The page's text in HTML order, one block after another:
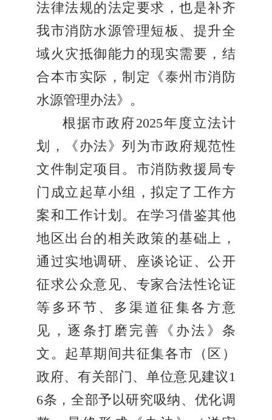
法律法规的法定要求，也是补齐
我市消防水源管理短板、提升全
域火灾抵御能力的现实需要，结
合本市实际，制定《泰州市消防
水源管理办法》。
根据市政府2025年度立法计
划，《办法》列为市政府规范性
文件制定项目。市消防救援局专
门成立起草小组，拟定了工作方
案和工作计划。在学习借鉴其他
地区出台的相关政策的基础上，
通过实地调研、座谈论证、公开
征求公众意见、专家合法性论证
等多环节、多渠道征集各方意
见，逐条打磨完善《办法》条
文。起草期间共征集各市（区）
政府、有关部门、单位意见建议1
6条，全部予以研究吸纳、优化调